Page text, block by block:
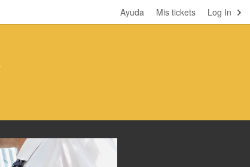
Log In
Mis tickets
Ayuda